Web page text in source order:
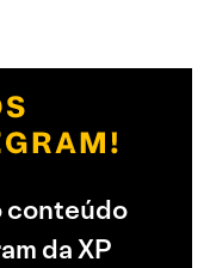
conteúdo
da XP